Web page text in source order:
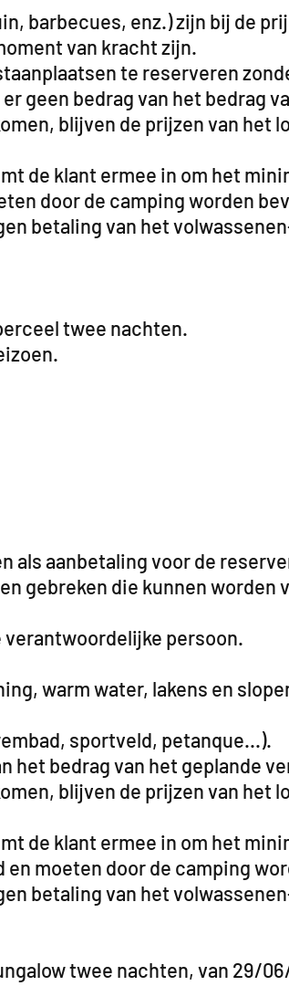
barbecues, enz.) zijn bij de
van kracht zijn.
te reserveren
geen bedrag van het bedrag
blijven de prijzen van het
de klant ermee in om het
door de camping worden
betaling van het
twee nachten.
aanbetaling voor de
gebreken die kunnen worden
persoon.
warm water, lakens en
sportveld, petanque...).
het bedrag van het geplande
blijven de prijzen van het
de klant ermee in om het
moeten door de camping
betaling van het
twee nachten, van 29/